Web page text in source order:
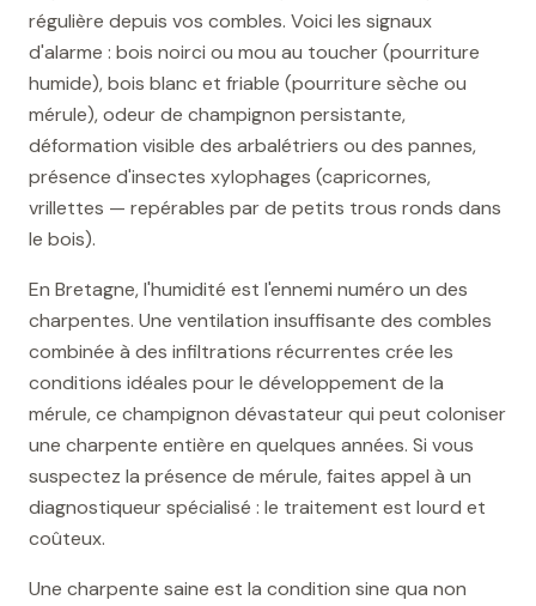
régulière depuis vos combles. Voici les signaux
d'alarme : bois noirci ou mou au toucher (pourriture
humide), bois blanc et friable (pourriture sèche ou
mérule), odeur de champignon persistante,
déformation visible des arbalétriers ou des pannes,
présence d'insectes xylophages (capricornes,
vrillettes — repérables par de petits trous ronds dans
le bois).
En Bretagne, l'humidité est l'ennemi numéro un des
charpentes. Une ventilation insuffisante des combles
combinée à des infiltrations récurrentes crée les
conditions idéales pour le développement de la
mérule, ce champignon dévastateur qui peut coloniser
une charpente entière en quelques années. Si vous
suspectez la présence de mérule, faites appel à un
diagnostiqueur spécialisé : le traitement est lourd et
coûteux.
Une charpente saine est la condition sine qua non